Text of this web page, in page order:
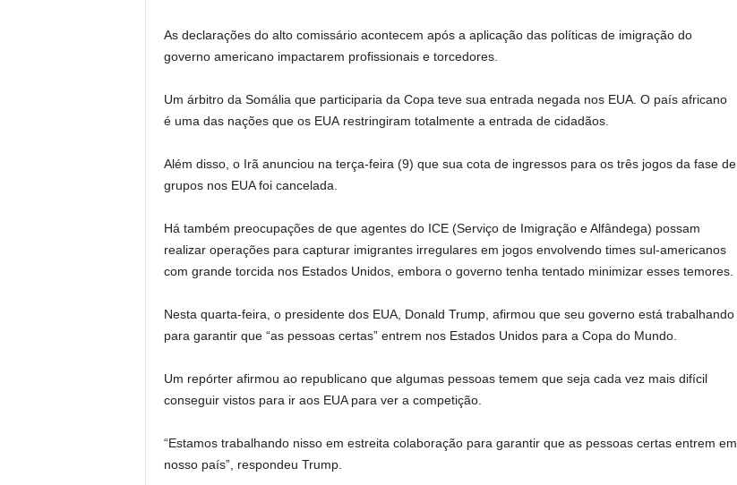
As declarações do alto comissário acontecem após a aplicação das políticas de imigração do
governo americano impactarem profissionais e torcedores.
Um árbitro da Somália que participaria da Copa teve sua entrada negada nos EUA. O país africano
é uma das nações que os EUA restringiram totalmente a entrada de cidadãos.
Além disso, o Irã anunciou na terça-feira (9) que sua cota de ingressos para os três jogos da fase de
grupos nos EUA foi cancelada.
Há também preocupações de que agentes do ICE (Serviço de Imigração e Alfândega) possam
realizar operações para capturar imigrantes irregulares em jogos envolvendo times sul-americanos
com grande torcida nos Estados Unidos, embora o governo tenha tentado minimizar esses temores.
Nesta quarta-feira, o presidente dos EUA, Donald Trump, afirmou que seu governo está trabalhando
para garantir que “as pessoas certas” entrem nos Estados Unidos para a Copa do Mundo.
Um repórter afirmou ao republicano que algumas pessoas temem que seja cada vez mais difícil
conseguir vistos para ir aos EUA para ver a competição.
“Estamos trabalhando nisso em estreita colaboração para garantir que as pessoas certas entrem em
nosso país”, respondeu Trump.